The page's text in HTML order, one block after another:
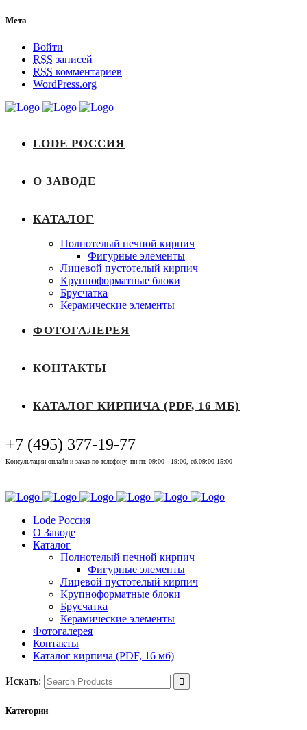
Мета
Войти
RSS записей
RSS комментариев
WordPress.org
LODE РОССИЯ
О ЗАВОДЕ
КАТАЛОГ
Полнотелый печной кирпич
Фигурные элементы
Лицевой пустотелый кирпич
Крупноформатные блоки
Брусчатка
Керамические элементы
ФОТОГАЛЕРЕЯ
КОНТАКТЫ
КАТАЛОГ КИРПИЧА (PDF, 16 МБ)
+7 (495) 377-19-77
Консультации онлайн и заказ по телефону. пн-пт. 09:00 - 19:00, сб.09:00-15:00
Lode Россия
О Заводе
Каталог
Полнотелый печной кирпич
Фигурные элементы
Лицевой пустотелый кирпич
Крупноформатные блоки
Брусчатка
Керамические элементы
Фотогалерея
Контакты
Каталог кирпича (PDF, 16 мб)
Искать:
Категории